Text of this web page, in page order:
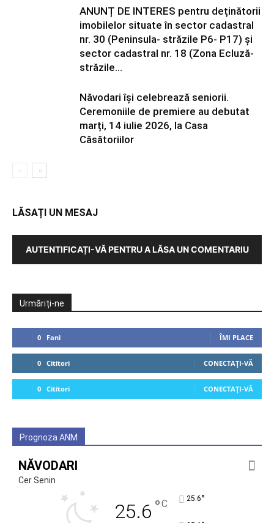
ANUNȚ DE INTERES pentru deținătorii
imobilelor situate în sector cadastral
nr. 30 (Peninsula- străzile P6- P17) și
sector cadastral nr. 18 (Zona Ecluză-
străzile...
Năvodari își celebrează seniorii.
Ceremoniile de premiere au debutat
marți, 14 iulie 2026, la Casa
Căsătoriilor
LĂSAȚI UN MESAJ
AUTENTIFICAȚI-VĂ PENTRU A LĂSA UN COMENTARIU
Urmăriți-ne
0 Fani ÎMI PLACE
0 Cititori CONECTAȚI-VĂ
0 Cititori CONECTAȚI-VĂ
Prognoza ANM
NĂVODARI
Cer Senin
25.6 °C 25.6°